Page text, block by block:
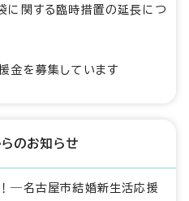
に関する臨時措置の延長につ
金を募集しています
のお知らせ
―名古屋市結婚新生活応援